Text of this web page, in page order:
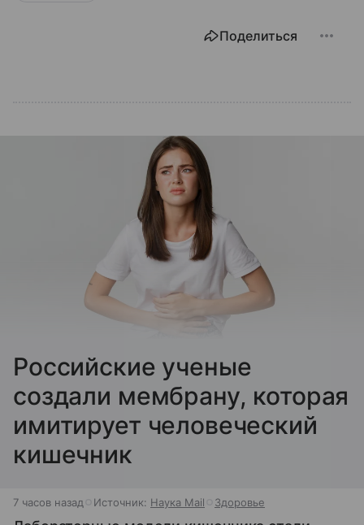
Поделиться
Российские ученые
создали мембрану, которая
имитирует человеческий
кишечник
7 часов назад Источник: Наука Mail Здоровье